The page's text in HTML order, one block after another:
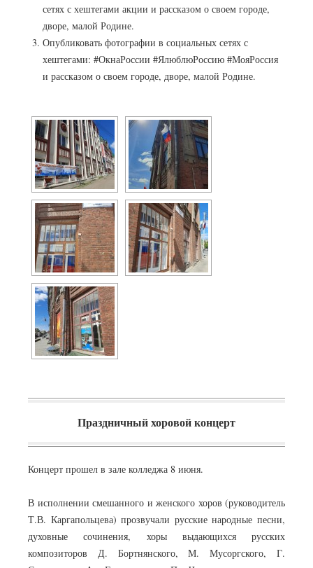
сетях с хештегами акции и рассказом о своем городе,
дворе, малой Родине.
Опубликовать фотографии в социальных сетях с
хештегами: #ОкнаРоссии #ЯлюблюРоссию #МояРоссия
и рассказом о своем городе, дворе, малой Родине.
Праздничный хоровой концерт
Концерт прошел в зале колледжа 8 июня.
В исполнении смешанного и женского хоров (руководитель
Т.В. Каргапольцева) прозвучали русские народные песни,
духовные сочинения, хоры выдающихся русских
композиторов Д. Бортнянского, М. Мусоргского, Г.